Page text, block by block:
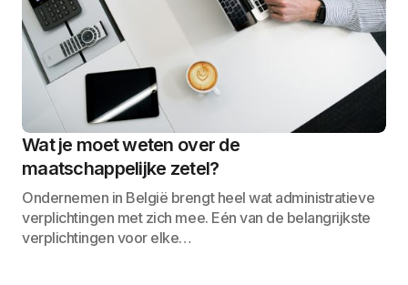
Wat je moet weten over de
maatschappelijke zetel?
Ondernemen in België brengt heel wat administratieve
verplichtingen met zich mee. Eén van de belangrijkste
verplichtingen voor elke…